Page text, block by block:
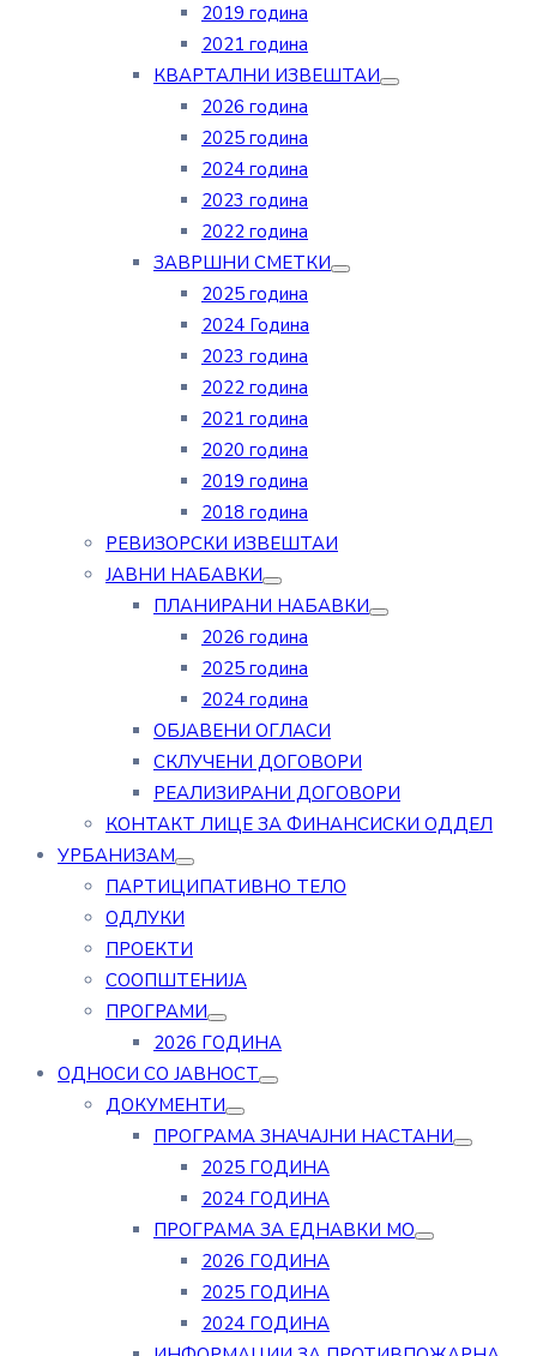
2019 година
2021 година
КВАРТАЛНИ ИЗВЕШТАИ
2026 година
2025 година
2024 година
2023 година
2022 година
ЗАВРШНИ СМЕТКИ
2025 година
2024 Година
2023 година
2022 година
2021 година
2020 година
2019 година
2018 година
РЕВИЗОРСКИ ИЗВЕШТАИ
ЈАВНИ НАБАВКИ
ПЛАНИРАНИ НАБАВКИ
2026 година
2025 година
2024 година
ОБЈАВЕНИ ОГЛАСИ
СКЛУЧЕНИ ДОГОВОРИ
РЕАЛИЗИРАНИ ДОГОВОРИ
КОНТАКТ ЛИЦЕ ЗА ФИНАНСИСКИ ОДДЕЛ
УРБАНИЗАМ
ПАРТИЦИПАТИВНО ТЕЛО
ОДЛУКИ
ПРОЕКТИ
СООПШТЕНИЈА
ПРОГРАМИ
2026 ГОДИНА
ОДНОСИ СО ЈАВНОСТ
ДОКУМЕНТИ
ПРОГРАМА ЗНАЧАЈНИ НАСТАНИ
2025 ГОДИНА
2024 ГОДИНА
ПРОГРАМА ЗА ЕДНАВКИ МО
2026 ГОДИНА
2025 ГОДИНА
2024 ГОДИНА